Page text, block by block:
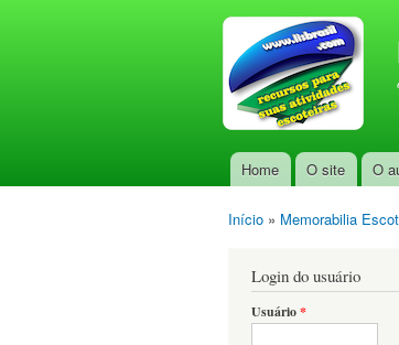
Menu principal
Home O site O
Início » Memorabilia
Login do usuário
Usuário*